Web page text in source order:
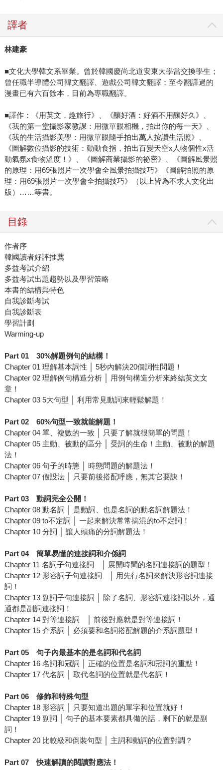
譯者
林建豪
■文化大學韓文系畢業。曾於韓國慶尚北道安東大學當交換學生；
曾任職半導體公司韓文翻譯、遊戲公司韓文翻譯；至今翻譯過的
漫畫已有六百餘本，目前為專職翻譯。
■譯作：《用英文，趣旅行》、《釀好酒：好酒不用釀好久》、
《我的第一堂攝影家教課：用微單眼相機，拍出你的每一天》、
《我的生活攝影美學：用微單眼隨手拍出萬人按讚生活照》、
《圖解數位攝影的技術：動動食指，拍出百變天空x人物個性x活
動氣氛x食物溫度！》、《圖解商業攝影的祕密》、《圖解風景照
的原理：用69張照片一次學會全風景拍攝技巧》《圖解拍照的原
理：用69張照片一次學會全拍攝技巧》（以上皆為不求人文化出
版）……等書。
目錄
作者序
韓國讀者好評推薦
多益考試介紹
多益考試出題趨勢以及學習策略
本書的結構與特色
自我診斷考試
自我診斷表
學習計劃
Warming-up
Part 01 30%解題例句的結構！
Chapter 01 理解基本詞性 │ 5秒內解決20個詞性問題！
Chapter 02 理解例句構造分析 │ 用例句構造分析來終結英文文
章！
Chapter 03 5大句型 │ 利用常見動詞來輕鬆解題！
Part 02 60%句型一致就能解題！
Chapter 04 單、複數的一致 │ 只要了解就很簡單的問題！
Chapter 05 主動、被動的區分 │ 受詞的生命！主動、被動的解題
法！
Chapter 06 句子的時態 │ 時態問題的解題法！
Chapter 07 假設法 │ 只要前後搭配呼應，無其它要訣！
Part 03動詞完全公開！
Chapter 08 動名詞 │ 是動詞、也是名詞的動名詞解題法！
Chapter 09 to不定詞 │ 一起來解決常常搞混的to不定詞！
Chapter 10 分詞 │ 讓人頭痛的分詞解題法！
Part 04簡單易懂的連接詞和介係詞
Chapter 11 名詞子句連接詞 │ 展開時間的名詞連接詞的題型！
Chapter 12 形容詞子句連接詞 │ 用先行名詞來解決形容詞連接
詞！
Chapter 13 副詞子句連接詞 │ 除了名詞、形容詞連接詞以外，通
通都是副詞連接詞！
Chapter 14 對等連接詞 │ 前後對應就是對等連接詞！
Chapter 15 介系詞 │ 必須要和名詞搭配解題的介系詞題型！
Part 05句子內最基本的是名詞和代名詞
Chapter 16 名詞和冠詞 │ 正確的位置是名詞和冠詞的重點！
Chapter 17 代名詞 │ 取代名詞的位置就是代名詞！
Part 06修飾和特殊句型
Chapter 18 形容詞 │ 只要知道出題的單字和位置就好！
Chapter 19 副詞 │ 句子的基本要素都具備的話，剩下的就是副
詞！
Chapter 20 比較級和倒裝句型 │ 主詞和動詞的位置對調？
Part 07快速解讀的閱讀對應法！